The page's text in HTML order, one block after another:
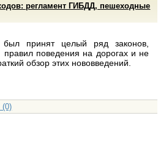
регламент ГИБДД, пешеходные
принят целый ряд законов,
поведения на дорогах и не
обзор этих нововведений.
(0)